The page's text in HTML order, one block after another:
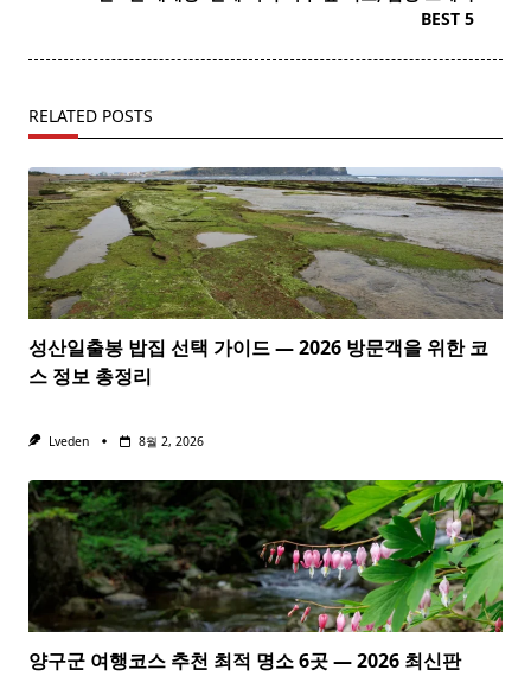
BEST 5
RELATED POSTS
성산일출봉 밥집 선택 가이드 — 2026 방문객을 위한 코
스 정보 총정리
Lveden 8월 2, 2026
양구군 여행코스 추천 최적 명소 6곳 — 2026 최신판